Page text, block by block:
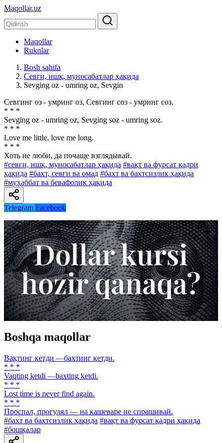
Maqollar.uz
Maqollar
Ruknlar
Bosh sahifa
Севги, ишқ, муносабатлар ҳақида
Sevging oz - umring oz, Sevgin
Севгинг оз - умринг оз, Севгинг соз - умринг соз.
* * *
Sevging oz - umring oz, Sevging soz - umring soz.
* * *
Love me little, love me long.
* * *
Хоть не люби, да почаще взглядывай.
#севги, ишқ, муносабатлар ҳақида #вақт ва фурсат қадри
ҳақида #бахт, севги ва омад #бахт ва бахтсизлик ҳақида
#муҳаббат ва бевафолик ҳақида
Telegram Facebook
Boshqa maqollar
Вақтинг кетди —бахтинг кетди.
* * *
Vaqting ketdi —baxting ketdi.
* * *
Lost time is never find again.
* * *
Проспал, прогулял — на кашеваре не спрашивай.
#бахт ва бахтсизлик ҳақида #вақт ва фурсат қадри ҳақида
#бошқалар